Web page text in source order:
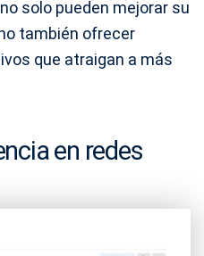
solo pueden mejorar su
también ofrecer
que atraigan a más
en redes